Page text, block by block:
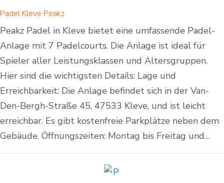
Padel Kleve Peakz
Peakz Padel in Kleve bietet eine umfassende Padel-
Anlage mit 7 Padelcourts. Die Anlage ist ideal für
Spieler aller Leistungsklassen und Altersgruppen.
Hier sind die wichtigsten Details: Lage und
Erreichbarkeit: Die Anlage befindet sich in der Van-
Den-Bergh-Straße 45, 47533 Kleve, und ist leicht
erreichbar. Es gibt kostenfreie Parkplätze neben dem
Gebäude. Öffnungszeiten: Montag bis Freitag und…